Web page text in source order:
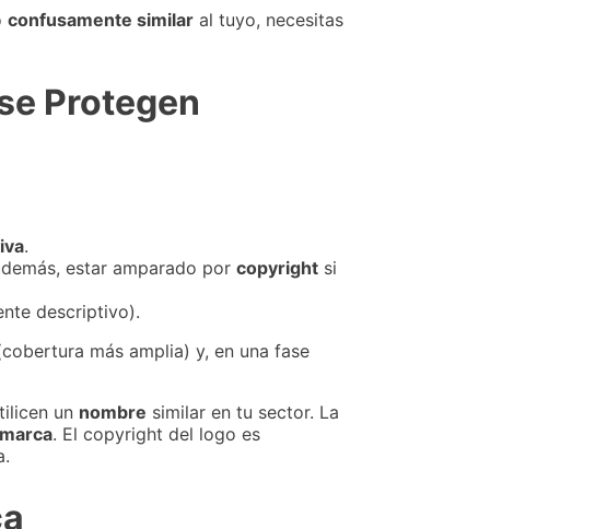
confusamente similar al tuyo, necesitas
Protegen
.
estar amparado por copyright si
descriptivo).
más amplia) y, en una fase
un nombre similar en tu sector. La
. El copyright del logo es